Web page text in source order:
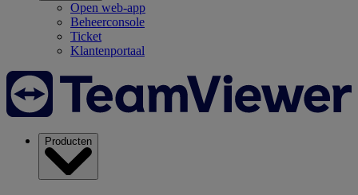
Open web-app
Beheerconsole
Ticket
Klantenportaal
Producten